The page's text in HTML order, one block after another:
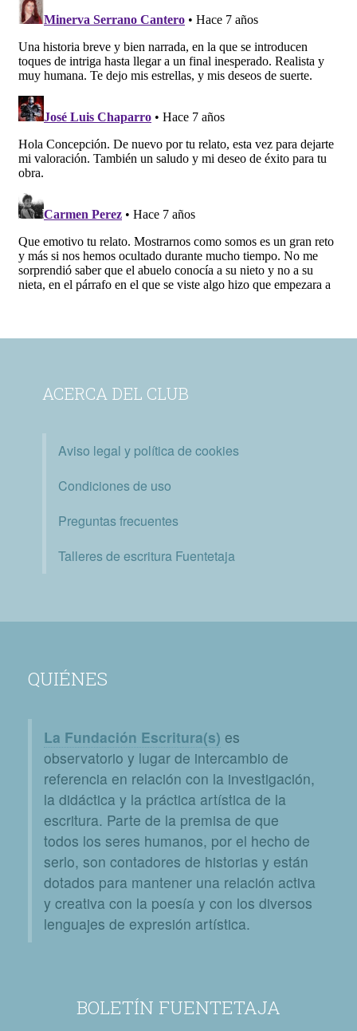
ACERCA DEL CLUB
Aviso legal y política de cookies
Condiciones de uso
Preguntas frecuentes
Talleres de escritura Fuentetaja
QUIÉNES
La Fundación Escritura(s) es
observatorio y lugar de intercambio de
referencia en relación con la investigación,
la didáctica y la práctica artística de la
escritura. Parte de la premisa de que
todos los seres humanos, por el hecho de
serlo, son contadores de historias y están
dotados para mantener una relación activa
y creativa con la poesía y con los diversos
lenguajes de expresión artística.
BOLETÍN FUENTETAJA